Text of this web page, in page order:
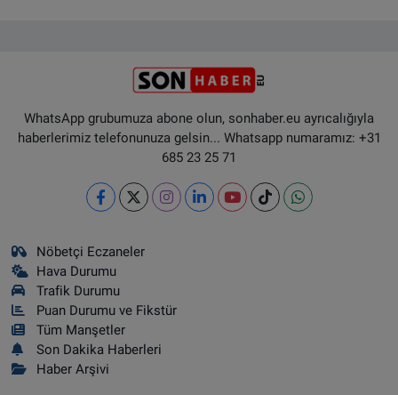
WhatsApp grubumuza abone olun, sonhaber.eu ayrıcalığıyla
haberlerimiz telefonunuza gelsin... Whatsapp numaramız: +31
685 23 25 71
Nöbetçi Eczaneler
Hava Durumu
Trafik Durumu
Puan Durumu ve Fikstür
Tüm Manşetler
Son Dakika Haberleri
Haber Arşivi